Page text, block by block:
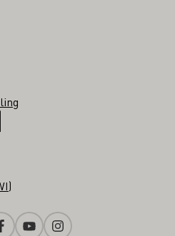
FacebookYoutubeInstagram